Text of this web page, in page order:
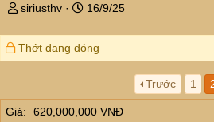
T
r
e
s
t
siriusthv
N
à
y
i
16/9/25
Thớt đang đóng
Trước 1
Giá 620,000,000 VNĐ